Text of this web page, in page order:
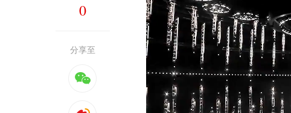
0
分享至